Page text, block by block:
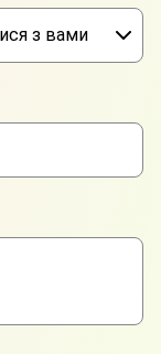
з вами